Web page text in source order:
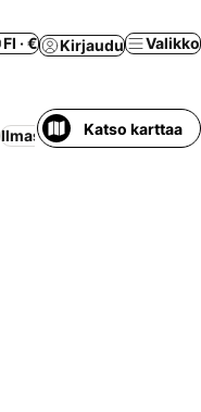
FI · € Kirjaudu Valikko
Ilmastointi Koko talo/
Katso karttaa